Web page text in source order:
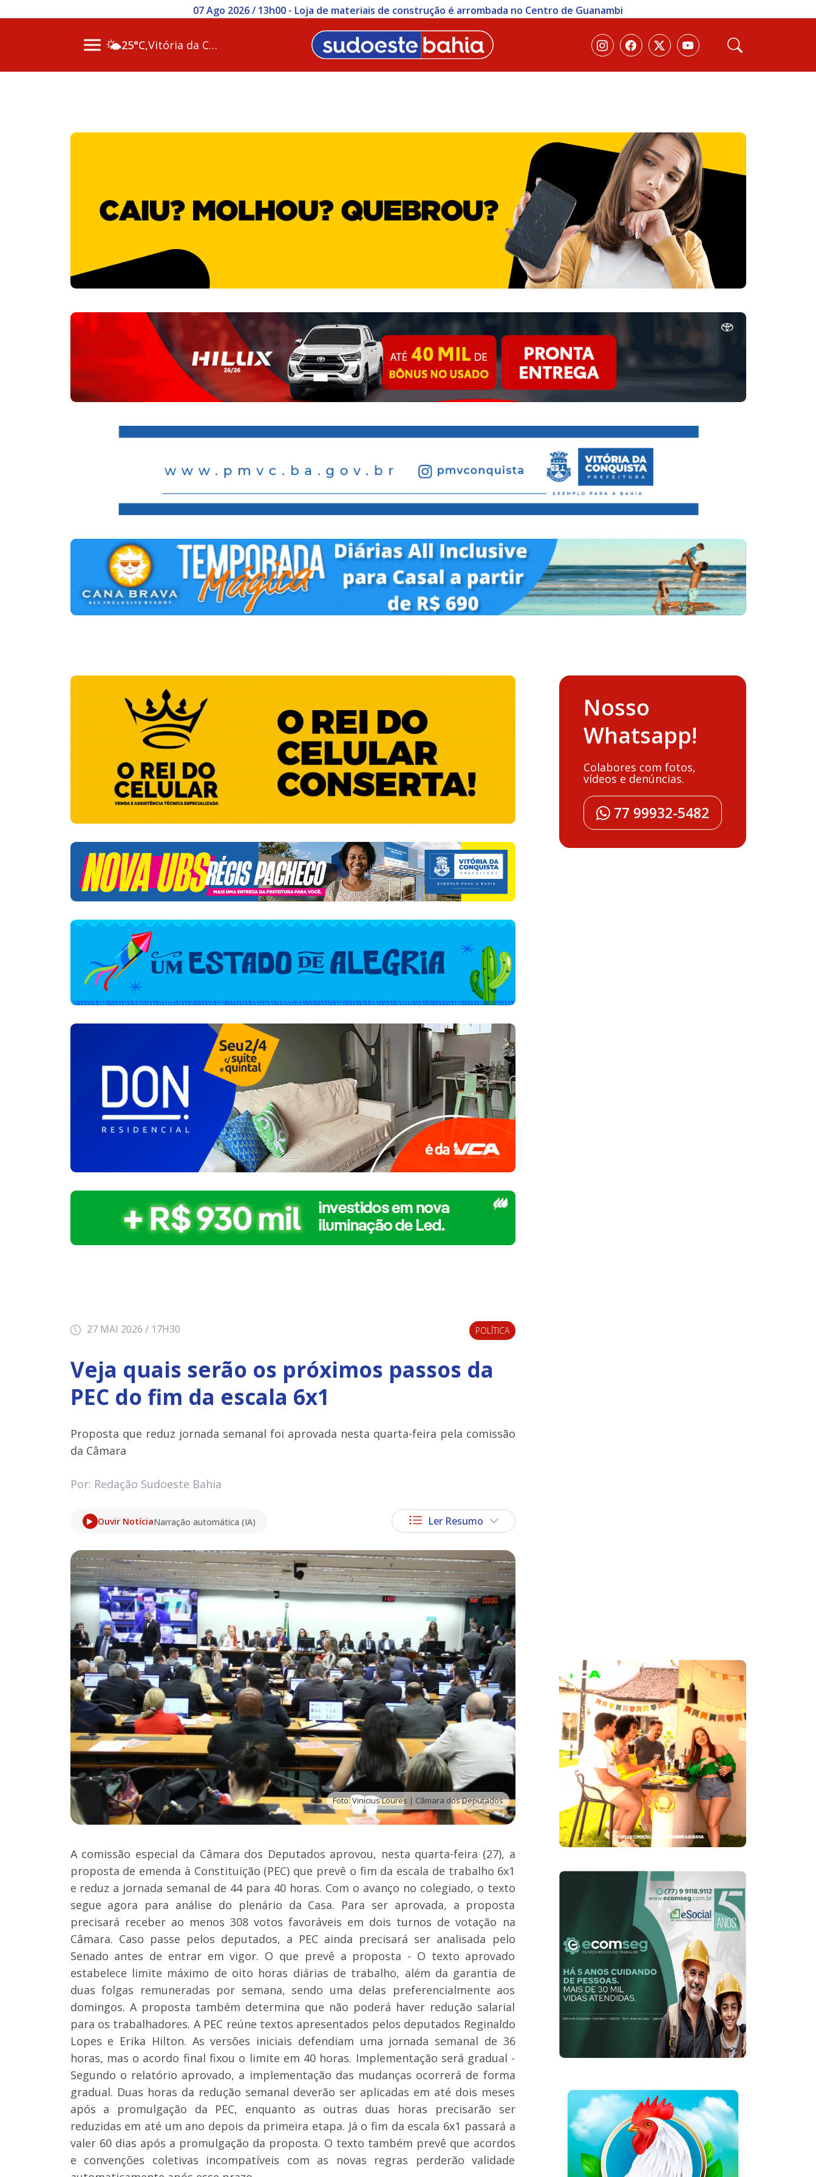
07 Ago 2026 / 13h00 - Loja de materiais de construção é arrombada no Centro de Guanambi
🌤️25°C, Vitória da Conq…
27 MAI 2026 / 17H30 POLÍTICA
Veja quais serão os próximos passos da
PEC do fim da escala 6x1
Proposta que reduz jornada semanal foi aprovada nesta quarta-feira pela comissão
da Câmara
Por: Redação Sudoeste Bahia
Ouvir NotíciaNarração automática (IA) Ler Resumo
Foto: Vinicius Loures | Câmara dos Deputados
A comissão especial da Câmara dos Deputados aprovou, nesta quarta-feira (27), a
proposta de emenda à Constituição (PEC) que prevê o fim da escala de trabalho 6x1
e reduz a jornada semanal de 44 para 40 horas. Com o avanço no colegiado, o texto
segue agora para análise do plenário da Casa. Para ser aprovada, a proposta
precisará receber ao menos 308 votos favoráveis em dois turnos de votação na
Câmara. Caso passe pelos deputados, a PEC ainda precisará ser analisada pelo
Senado antes de entrar em vigor. O que prevê a proposta - O texto aprovado
estabelece limite máximo de oito horas diárias de trabalho, além da garantia de
duas folgas remuneradas por semana, sendo uma delas preferencialmente aos
domingos. A proposta também determina que não poderá haver redução salarial
para os trabalhadores. A PEC reúne textos apresentados pelos deputados Reginaldo
Lopes e Erika Hilton. As versões iniciais defendiam uma jornada semanal de 36
horas, mas o acordo final fixou o limite em 40 horas. Implementação será gradual -
Segundo o relatório aprovado, a implementação das mudanças ocorrerá de forma
gradual. Duas horas da redução semanal deverão ser aplicadas em até dois meses
após a promulgação da PEC, enquanto as outras duas horas precisarão ser
reduzidas em até um ano depois da primeira etapa. Já o fim da escala 6x1 passará a
valer 60 dias após a promulgação da proposta. O texto também prevê que acordos
e convenções coletivas incompatíveis com as novas regras perderão validade
Nosso
Whatsapp!
Colabores com fotos,
vídeos e denúncias.
77 99932-5482